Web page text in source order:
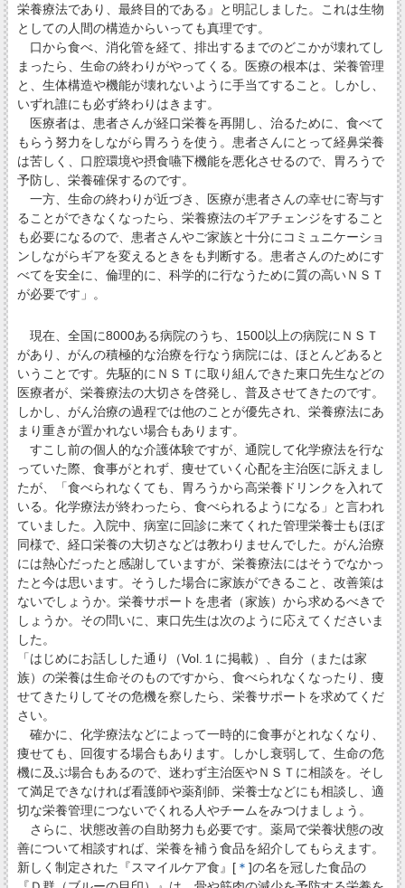
栄養療法であり、最終目的である』と明記しました。これは生物
としての人間の構造からいっても真理です。
口から食べ、消化管を経て、排出するまでのどこかが壊れてし
まったら、生命の終わりがやってくる。医療の根本は、栄養管理
と、生体構造や機能が壊れないように手当てすること。しかし、
いずれ誰にも必ず終わりはきます。
医療者は、患者さんが経口栄養を再開し、治るために、食べて
もらう努力をしながら胃ろうを使う。患者さんにとって経鼻栄養
は苦しく、口腔環境や摂食嚥下機能を悪化させるので、胃ろうで
予防し、栄養確保するのです。
一方、生命の終わりが近づき、医療が患者さんの幸せに寄与す
ることができなくなったら、栄養療法のギアチェンジをすること
も必要になるので、患者さんやご家族と十分にコミュニケーショ
ンしながらギアを変えるときをも判断する。患者さんのためにす
べてを安全に、倫理的に、科学的に行なうために質の高いＮＳＴ
が必要です」。
現在、全国に8000ある病院のうち、1500以上の病院にＮＳＴ
があり、がんの積極的な治療を行なう病院には、ほとんどあると
いうことです。先駆的にＮＳＴに取り組んできた東口先生などの
医療者が、栄養療法の大切さを啓発し、普及させてきたのです。
しかし、がん治療の過程では他のことが優先され、栄養療法にあ
まり重きが置かれない場合もあります。
すこし前の個人的な介護体験ですが、通院して化学療法を行な
っていた際、食事がとれず、痩せていく心配を主治医に訴えまし
たが、「食べられなくても、胃ろうから高栄養ドリンクを入れて
いる。化学療法が終わったら、食べられるようになる」と言われ
ていました。入院中、病室に回診に来てくれた管理栄養士もほぼ
同様で、経口栄養の大切さなどは教わりませんでした。がん治療
には熱心だったと感謝していますが、栄養療法にはそうでなかっ
たと今は思います。そうした場合に家族ができること、改善策は
ないでしょうか。栄養サポートを患者（家族）から求めるべきで
しょうか。その問いに、東口先生は次のように応えてくださいま
した。
「はじめにお話しした通り（Vol.１に掲載）、自分（または家
族）の栄養は生命そのものですから、食べられなくなったり、痩
せてきたりしてその危機を察したら、栄養サポートを求めてくだ
さい。
確かに、化学療法などによって一時的に食事がとれなくなり、
痩せても、回復する場合もあります。しかし衰弱して、生命の危
機に及ぶ場合もあるので、迷わず主治医やＮＳＴに相談を。そし
て満足できなければ看護師や薬剤師、栄養士などにも相談し、適
切な栄養管理につないでくれる人やチームをみつけましょう。
さらに、状態改善の自助努力も必要です。薬局で栄養状態の改
善について相談すれば、栄養を補う食品を紹介してもらえます。
新しく制定された『スマイルケア食』[＊ ]の名を冠した食品の